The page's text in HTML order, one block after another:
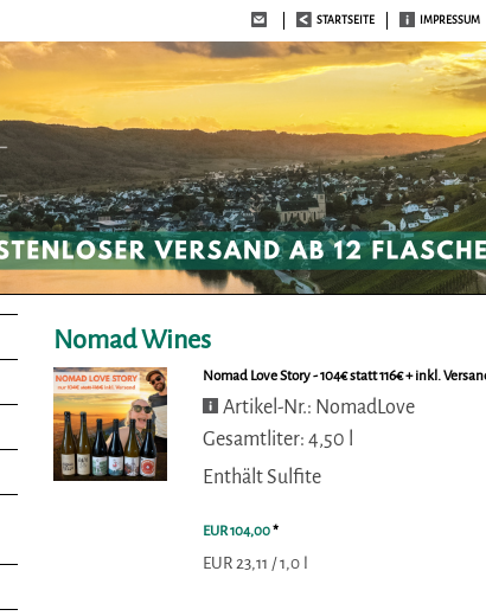
IMPRESSUM
STARTSEITE
Nomad Wines
Nomad Love Story - 104€ statt 116€ + inkl.
Artikel-Nr.: NomadLove
Gesamtliter: 4,50 l
Enthält Sulfite
EUR 104,00*
EUR 23,11 / 1,0 l